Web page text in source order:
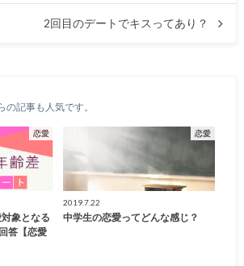
2回目のデートでキスってあり？
の記事も人気です。
恋愛
象となる
答【恋愛
恋愛
2019.7.22
中学生の恋愛ってどんな感じ？